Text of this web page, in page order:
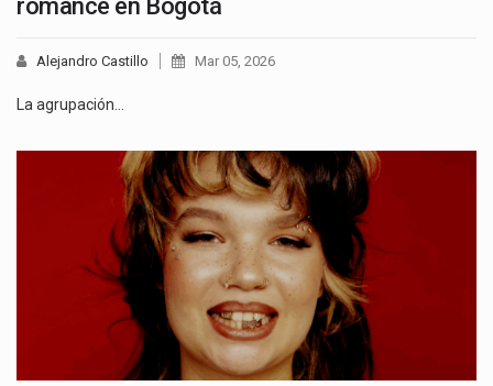
romance en Bogotá
Alejandro Castillo Mar 05, 2026
La agrupación…